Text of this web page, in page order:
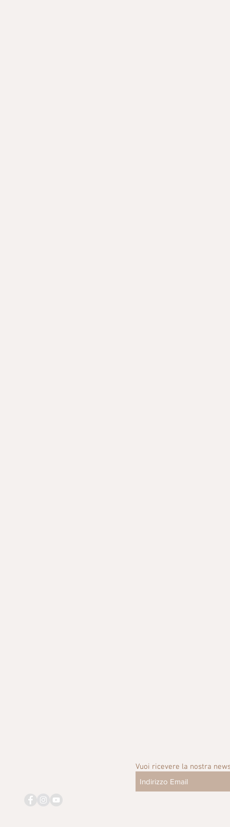
Vuoi ricevere la nostra